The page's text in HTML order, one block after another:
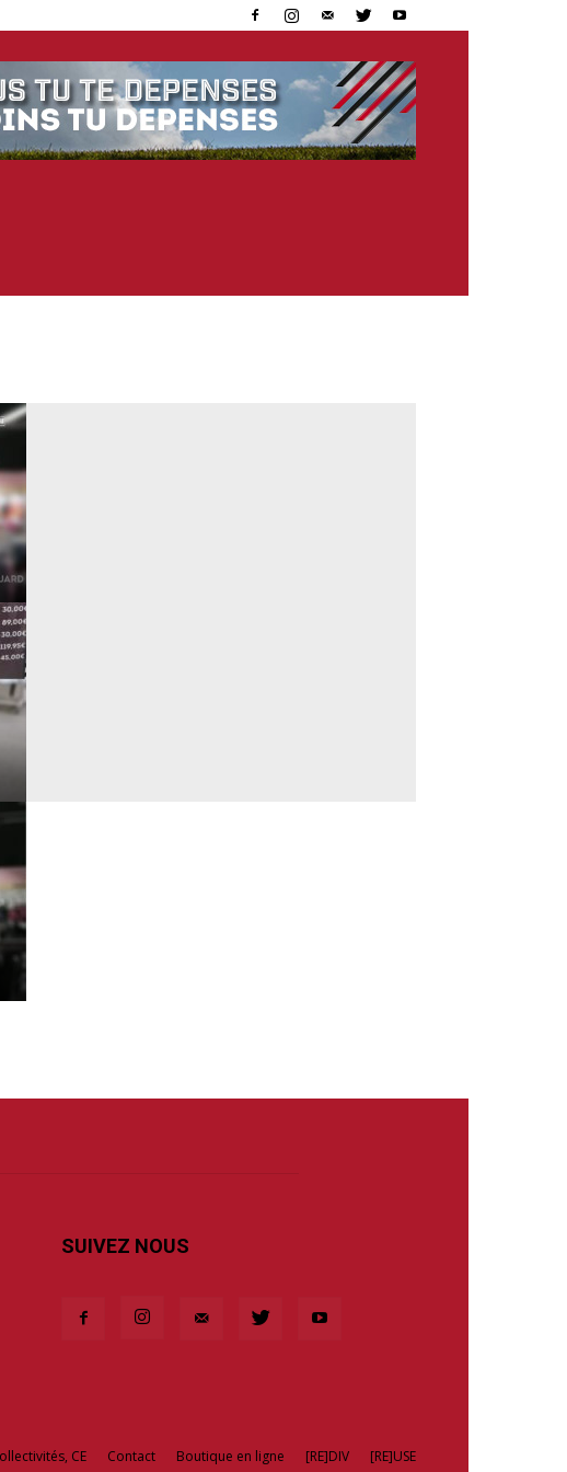
SUIVEZ NOUS
CE Contact Boutique en ligne [RE]DIV [RE]USE